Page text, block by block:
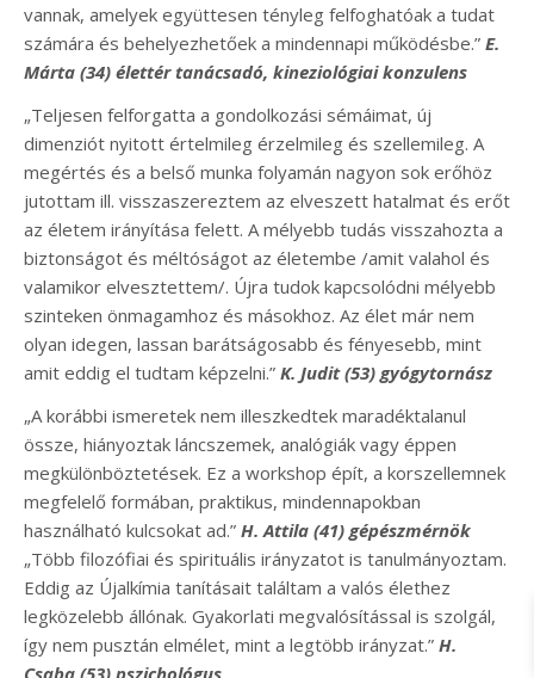
vannak, amelyek együttesen tényleg felfoghatóak a tudat
számára és behelyezhetőek a mindennapi működésbe.” E.
Márta (34) élettér tanácsadó, kineziológiai konzulens
„Teljesen felforgatta a gondolkozási sémáimat, új
dimenziót nyitott értelmileg érzelmileg és szellemileg. A
megértés és a belső munka folyamán nagyon sok erőhöz
jutottam ill. visszaszereztem az elveszett hatalmat és erőt
az életem irányítása felett. A mélyebb tudás visszahozta a
biztonságot és méltóságot az életembe /amit valahol és
valamikor elvesztettem/. Újra tudok kapcsolódni mélyebb
szinteken önmagamhoz és másokhoz. Az élet már nem
olyan idegen, lassan barátságosabb és fényesebb, mint
amit eddig el tudtam képzelni.” K. Judit (53) gyógytornász
„A korábbi ismeretek nem illeszkedtek maradéktalanul
össze, hiányoztak láncszemek, analógiák vagy éppen
megkülönböztetések. Ez a workshop épít, a korszellemnek
megfelelő formában, praktikus, mindennapokban
használható kulcsokat ad.” H. Attila (41) gépészmérnök
„Több filozófiai és spirituális irányzatot is tanulmányoztam.
Eddig az Újalkímia tanításait találtam a valós élethez
legközelebb állónak. Gyakorlati megvalósítással is szolgál,
így nem pusztán elmélet, mint a legtöbb irányzat.” H.